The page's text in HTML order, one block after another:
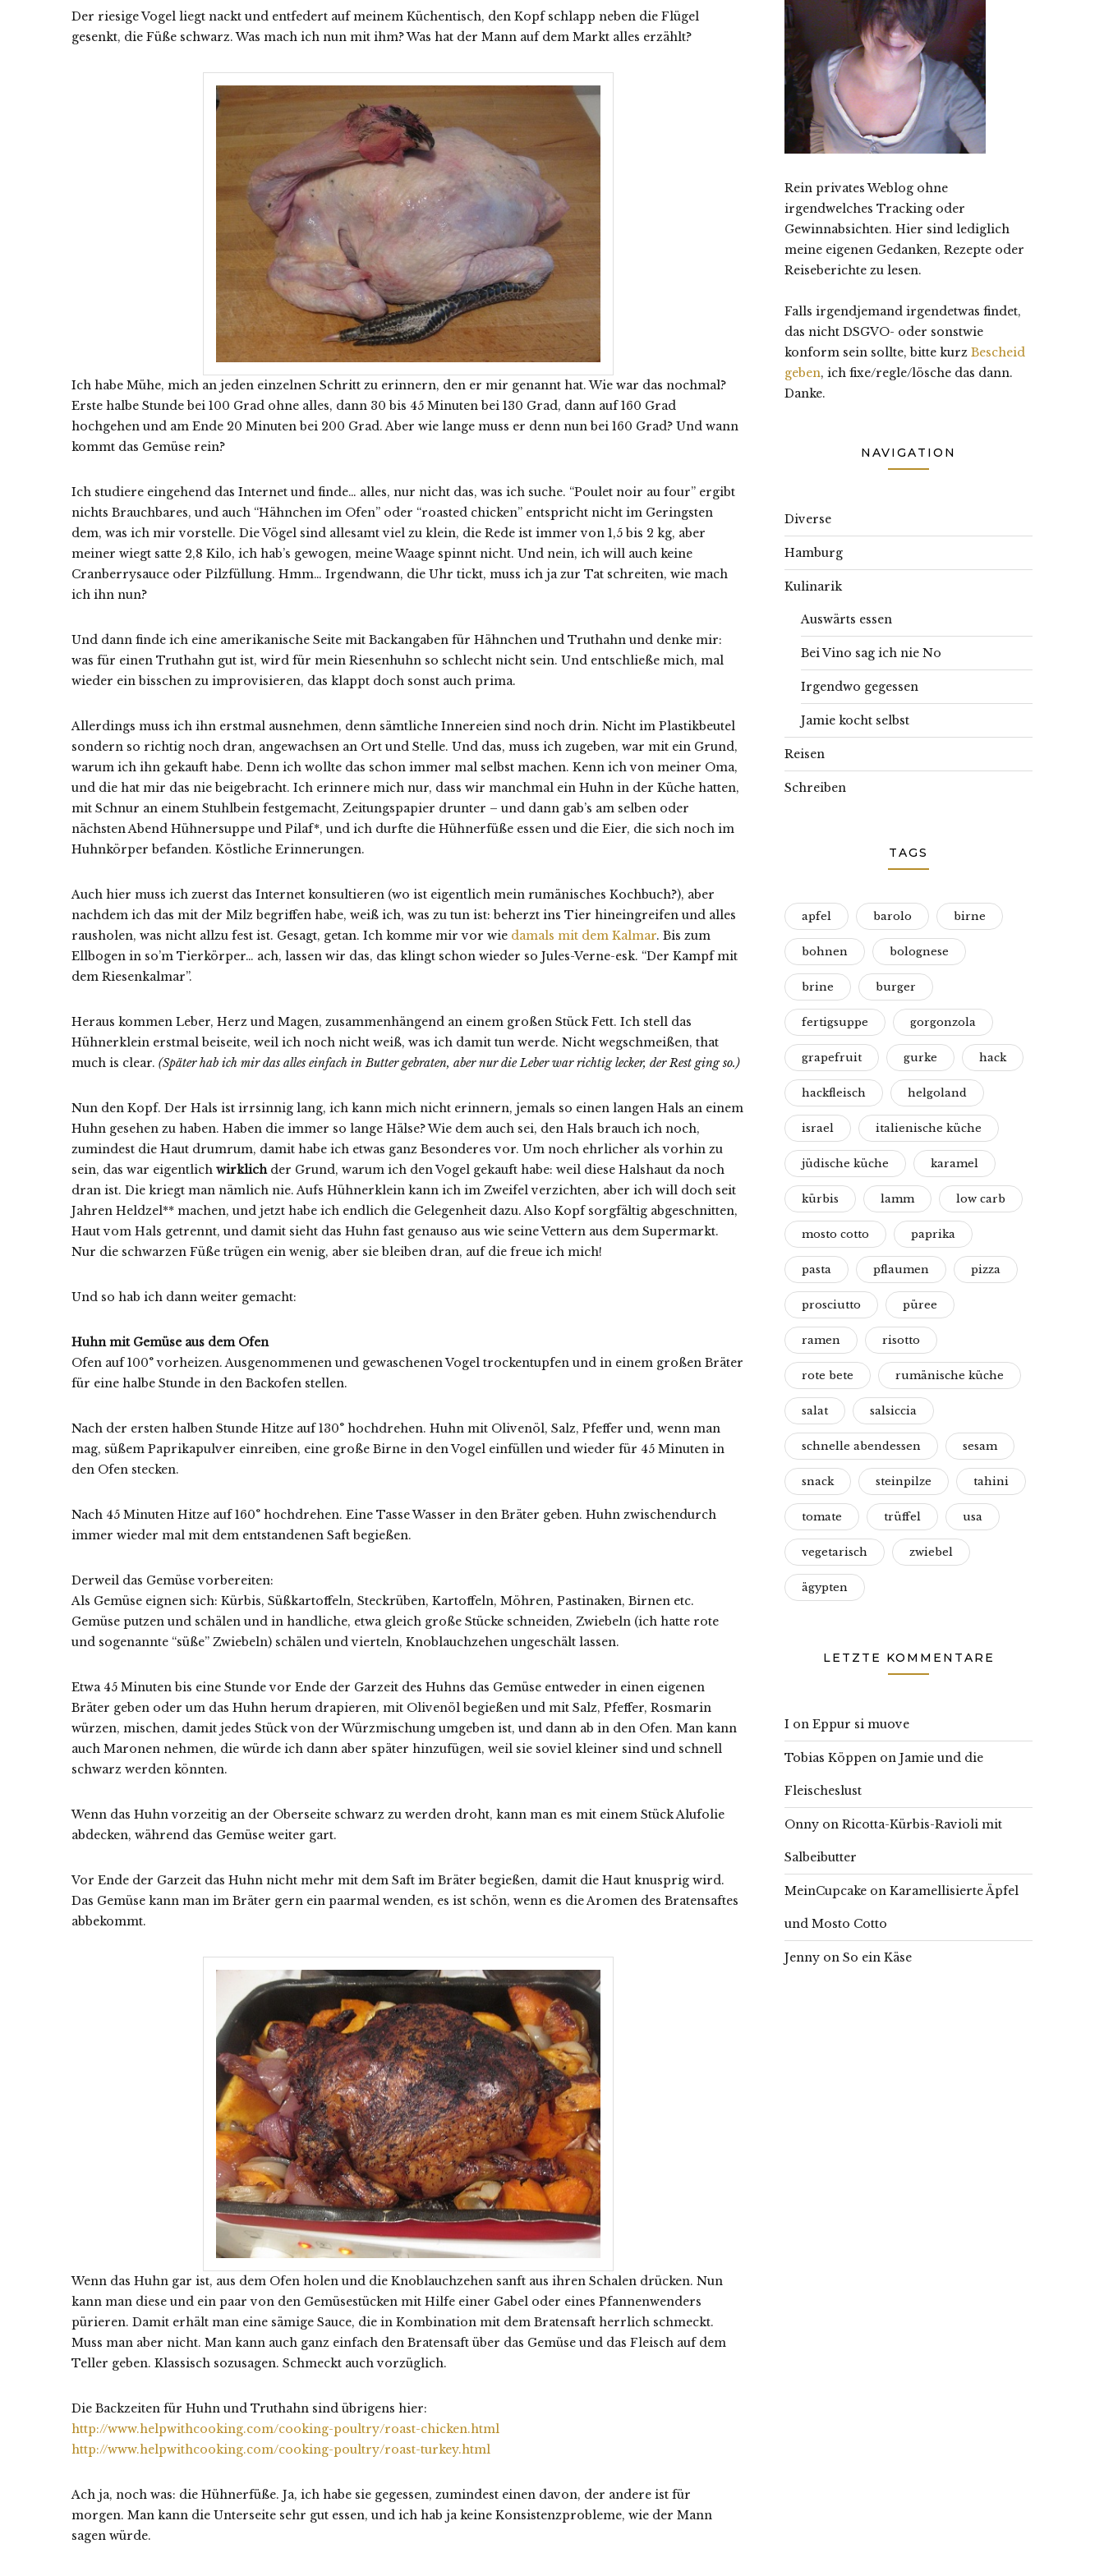
Der riesige Vogel liegt nackt und entfedert auf meinem Küchentisch, den Kopf schlapp neben die Flügel
gesenkt, die Füße schwarz. Was mach ich nun mit ihm? Was hat der Mann auf dem Markt alles erzählt?
Ich habe Mühe, mich an jeden einzelnen Schritt zu erinnern, den er mir genannt hat. Wie war das nochmal?
Erste halbe Stunde bei 100 Grad ohne alles, dann 30 bis 45 Minuten bei 130 Grad, dann auf 160 Grad
hochgehen und am Ende 20 Minuten bei 200 Grad. Aber wie lange muss er denn nun bei 160 Grad? Und wann
kommt das Gemüse rein?
Ich studiere eingehend das Internet und finde… alles, nur nicht das, was ich suche. “Poulet noir au four” ergibt
nichts Brauchbares, und auch “Hähnchen im Ofen” oder “roasted chicken” entspricht nicht im Geringsten
dem, was ich mir vorstelle. Die Vögel sind allesamt viel zu klein, die Rede ist immer von 1,5 bis 2 kg, aber
meiner wiegt satte 2,8 Kilo, ich hab’s gewogen, meine Waage spinnt nicht. Und nein, ich will auch keine
Cranberrysauce oder Pilzfüllung. Hmm… Irgendwann, die Uhr tickt, muss ich ja zur Tat schreiten, wie mach
ich ihn nun?
Und dann finde ich eine amerikanische Seite mit Backangaben für Hähnchen und Truthahn und denke mir:
was für einen Truthahn gut ist, wird für mein Riesenhuhn so schlecht nicht sein. Und entschließe mich, mal
wieder ein bisschen zu improvisieren, das klappt doch sonst auch prima.
Allerdings muss ich ihn erstmal ausnehmen, denn sämtliche Innereien sind noch drin. Nicht im Plastikbeutel
sondern so richtig noch dran, angewachsen an Ort und Stelle. Und das, muss ich zugeben, war mit ein Grund,
warum ich ihn gekauft habe. Denn ich wollte das schon immer mal selbst machen. Kenn ich von meiner Oma,
und die hat mir das nie beigebracht. Ich erinnere mich nur, dass wir manchmal ein Huhn in der Küche hatten,
mit Schnur an einem Stuhlbein festgemacht, Zeitungspapier drunter – und dann gab’s am selben oder
nächsten Abend Hühnersuppe und Pilaf*, und ich durfte die Hühnerfüße essen und die Eier, die sich noch im
Huhnkörper befanden. Köstliche Erinnerungen.
Auch hier muss ich zuerst das Internet konsultieren (wo ist eigentlich mein rumänisches Kochbuch?), aber
nachdem ich das mit der Milz begriffen habe, weiß ich, was zu tun ist: beherzt ins Tier hineingreifen und alles
rausholen, was nicht allzu fest ist. Gesagt, getan. Ich komme mir vor wie damals mit dem Kalmar. Bis zum
Ellbogen in so’m Tierkörper… ach, lassen wir das, das klingt schon wieder so Jules-Verne-esk. “Der Kampf mit
dem Riesenkalmar”.
Heraus kommen Leber, Herz und Magen, zusammenhängend an einem großen Stück Fett. Ich stell das
Hühnerklein erstmal beiseite, weil ich noch nicht weiß, was ich damit tun werde. Nicht wegschmeißen, that
much is clear. (Später hab ich mir das alles einfach in Butter gebraten, aber nur die Leber war richtig lecker, der Rest ging so.)
Nun den Kopf. Der Hals ist irrsinnig lang, ich kann mich nicht erinnern, jemals so einen langen Hals an einem
Huhn gesehen zu haben. Haben die immer so lange Hälse? Wie dem auch sei, den Hals brauch ich noch,
zumindest die Haut drumrum, damit habe ich etwas ganz Besonderes vor. Um noch ehrlicher als vorhin zu
sein, das war eigentlich wirklichder Grund, warum ich den Vogel gekauft habe: weil diese Halshaut da noch
dran ist. Die kriegt man nämlich nie. Aufs Hühnerklein kann ich im Zweifel verzichten, aber ich will doch seit
Jahren Heldzel** machen, und jetzt habe ich endlich die Gelegenheit dazu. Also Kopf sorgfältig abgeschnitten,
Haut vom Hals getrennt, und damit sieht das Huhn fast genauso aus wie seine Vettern aus dem Supermarkt.
Nur die schwarzen Füße trügen ein wenig, aber sie bleiben dran, auf die freue ich mich!
Und so hab ich dann weiter gemacht:
Huhn mit Gemüse aus dem Ofen
Ofen auf 100° vorheizen. Ausgenommenen und gewaschenen Vogel trockentupfen und in einem großen Bräter
für eine halbe Stunde in den Backofen stellen.
Nach der ersten halben Stunde Hitze auf 130° hochdrehen. Huhn mit Olivenöl, Salz, Pfeffer und, wenn man
mag, süßem Paprikapulver einreiben, eine große Birne in den Vogel einfüllen und wieder für 45 Minuten in
den Ofen stecken.
Nach 45 Minuten Hitze auf 160° hochdrehen. Eine Tasse Wasser in den Bräter geben. Huhn zwischendurch
immer wieder mal mit dem entstandenen Saft begießen.
Derweil das Gemüse vorbereiten:
Als Gemüse eignen sich: Kürbis, Süßkartoffeln, Steckrüben, Kartoffeln, Möhren, Pastinaken, Birnen etc.
Gemüse putzen und schälen und in handliche, etwa gleich große Stücke schneiden, Zwiebeln (ich hatte rote
und sogenannte “süße” Zwiebeln) schälen und vierteln, Knoblauchzehen ungeschält lassen.
Etwa 45 Minuten bis eine Stunde vor Ende der Garzeit des Huhns das Gemüse entweder in einen eigenen
Bräter geben oder um das Huhn herum drapieren, mit Olivenöl begießen und mit Salz, Pfeffer, Rosmarin
würzen, mischen, damit jedes Stück von der Würzmischung umgeben ist, und dann ab in den Ofen. Man kann
auch Maronen nehmen, die würde ich dann aber später hinzufügen, weil sie soviel kleiner sind und schnell
schwarz werden könnten.
Wenn das Huhn vorzeitig an der Oberseite schwarz zu werden droht, kann man es mit einem Stück Alufolie
abdecken, während das Gemüse weiter gart.
Vor Ende der Garzeit das Huhn nicht mehr mit dem Saft im Bräter begießen, damit die Haut knusprig wird.
Das Gemüse kann man im Bräter gern ein paarmal wenden, es ist schön, wenn es die Aromen des Bratensaftes
abbekommt.
Wenn das Huhn gar ist, aus dem Ofen holen und die Knoblauchzehen sanft aus ihren Schalen drücken. Nun
kann man diese und ein paar von den Gemüsestücken mit Hilfe einer Gabel oder eines Pfannenwenders
pürieren. Damit erhält man eine sämige Sauce, die in Kombination mit dem Bratensaft herrlich schmeckt.
Muss man aber nicht. Man kann auch ganz einfach den Bratensaft über das Gemüse und das Fleisch auf dem
Teller geben. Klassisch sozusagen. Schmeckt auch vorzüglich.
Die Backzeiten für Huhn und Truthahn sind übrigens hier:
http://www.helpwithcooking.com/cooking-poultry/roast-chicken.html
http://www.helpwithcooking.com/cooking-poultry/roast-turkey.html
Ach ja, noch was: die Hühnerfüße. Ja, ich habe sie gegessen, zumindest einen davon, der andere ist für
morgen. Man kann die Unterseite sehr gut essen, und ich hab ja keine Konsistenzprobleme, wie der Mann
sagen würde.
Rein privates Weblog ohne
irgendwelches Tracking oder
Gewinnabsichten. Hier sind lediglich
meine eigenen Gedanken, Rezepte oder
Reiseberichte zu lesen.
Falls irgendjemand irgendetwas findet,
das nicht DSGVO- oder sonstwie
konform sein sollte, bitte kurz Bescheid
geben, ich fixe/regle/lösche das dann.
Danke.
NAVIGATION
Diverse
Hamburg
Kulinarik
Auswärts essen
Bei Vino sag ich nie No
Irgendwo gegessen
Jamie kocht selbst
Reisen
Schreiben
TAGS
apfel barolo birne
bohnen bolognese
brine burger
fertigsuppe gorgonzola
grapefruit gurke hack
hackfleisch helgoland
israel italienische küche
jüdische küche karamel
kürbis lamm low carb
mosto cotto paprika
pasta pflaumen pizza
prosciutto püree
ramen risotto
rote bete rumänische küche
salat salsiccia
schnelle abendessen sesam
snack steinpilze tahini
tomate trüffel usa
vegetarisch zwiebel
ägypten
LETZTE KOMMENTARE
I on Eppur si muove
Tobias Köppen on Jamie und die
Fleischeslust
Onny on Ricotta-Kürbis-Ravioli mit
Salbeibutter
MeinCupcake on Karamellisierte Äpfel
und Mosto Cotto
Jenny on So ein Käse